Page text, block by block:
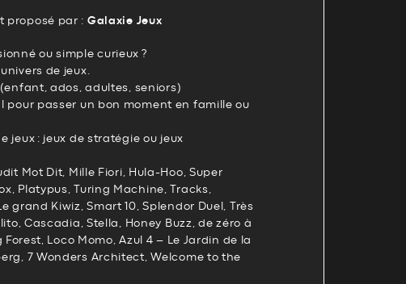
proposé par : Galaxie Jeux
ou simple curieux ?
de jeux.
ados, adultes, seniors)
pour passer un bon moment en famille ou
jeux : jeux de stratégie ou jeux
Mot Dit, Mille Fiori, Hula-Hoo, Super
Platypus, Turing Machine, Tracks,
grand Kiwiz, Smart 10, Splendor Duel, Très
Cascadia, Stella, Honey Buzz, de zéro à
Forest, Loco Momo, Azul 4 – Le Jardin de la
7 Wonders Architect, Welcome to the